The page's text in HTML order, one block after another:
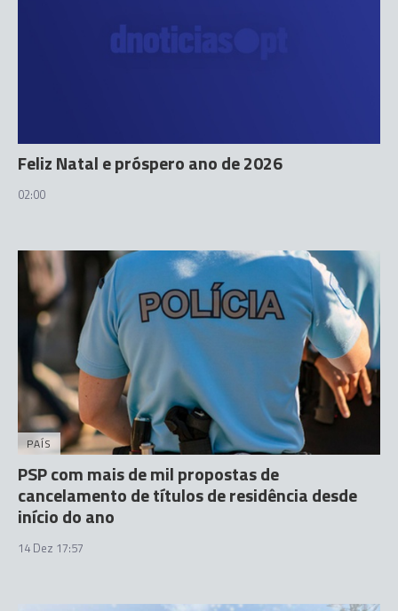
Feliz Natal e próspero ano de 2026
02:00
PAÍS
PSP com mais de mil propostas de
cancelamento de títulos de residência desde
início do ano
14 Dez 17:57